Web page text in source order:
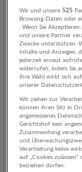
3
Wir und unsere525
Browsing-Daten oder
. Wenn Sie
und unsere Partner
Zwecke unterstützen.
Inhalte und Anzeigen,
jederzeit erneut
widerrufen, indem Sie
Ihre Wahl wirkt sich
unserer
Wir ziehen zur
können ihren Sitz in
angemessenes
Gerichtshof kein
Zusammenhang
und
Verarbeitung keine
auf „Cookies
beiziehen dürfen.